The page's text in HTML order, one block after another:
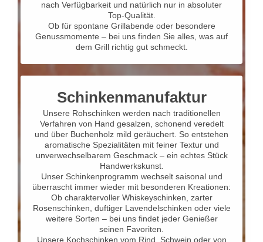
nach Verfügbarkeit und natürlich nur in absoluter
Top-Qualität.
Ob für spontane Grillabende oder besondere
Genussmomente – bei uns finden Sie alles, was auf
dem Grill richtig gut schmeckt.
Schinkenmanufaktur
Unsere Rohschinken werden nach traditionellen
Verfahren von Hand gesalzen, schonend veredelt
und über Buchenholz mild geräuchert. So entstehen
aromatische Spezialitäten mit feiner Textur und
unverwechselbarem Geschmack – ein echtes Stück
Handwerkskunst.
Unser Schinkenprogramm wechselt saisonal und
überrascht immer wieder mit besonderen Kreationen:
Ob charaktervoller Whiskeyschinken, zarter
Rosenschinken, duftiger Lavendelschinken oder viele
weitere Sorten – bei uns findet jeder Genießer
seinen Favoriten.
Unsere Kochschinken vom Rind, Schwein oder von